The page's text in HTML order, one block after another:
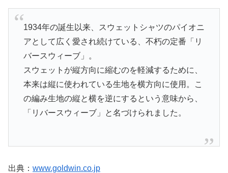
1934年の誕生以来、スウェットシャツのパイオニ
アとして広く愛され続けている、不朽の定番「リ
バースウィーブ」。
スウェットが縦方向に縮むのを軽減するために、
本来は縦に使われている生地を横方向に使用。こ
の編み生地の縦と横を逆にするという意味から、
「リバースウィーブ」と名づけられました。
出典： www.goldwin.co.jp